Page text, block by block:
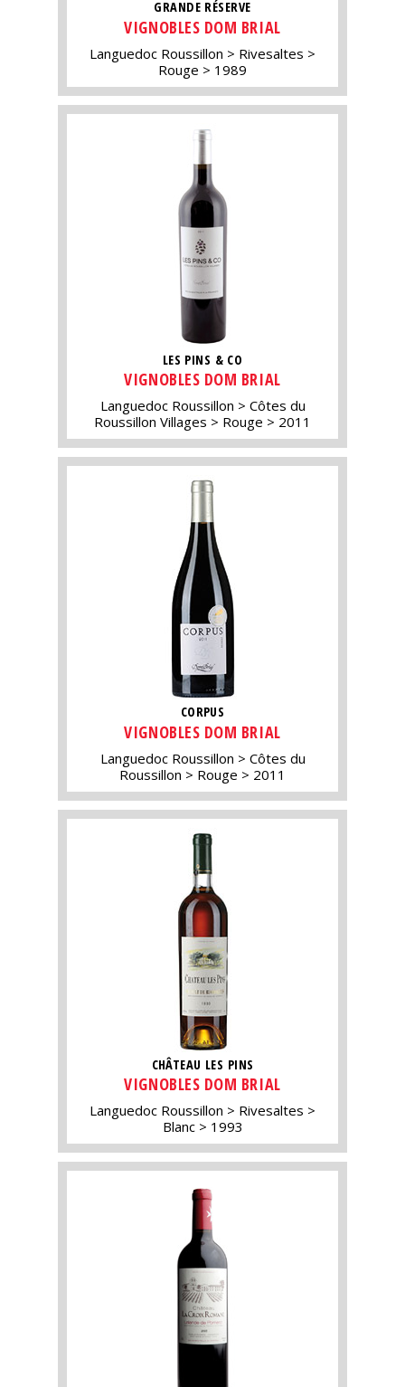
GRANDE RÉSERVE
VIGNOBLES DOM BRIAL
Languedoc Roussillon
Rivesaltes
Rouge
1989
LES PINS & CO
VIGNOBLES DOM BRIAL
Languedoc Roussillon
Côtes du
Roussillon Villages
Rouge 2011
CORPUS
VIGNOBLES DOM BRIAL
Languedoc Roussillon
Côtes du
Roussillon
Rouge 2011
CHÂTEAU LES PINS
VIGNOBLES DOM BRIAL
Languedoc Roussillon
Rivesaltes
Blanc
1993